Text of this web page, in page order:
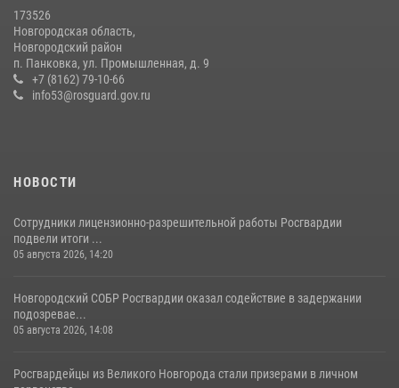
подвел итоги служебной деятельности сотрудников
вневедомственной охраны за первое полугодие 2026 года
22 июля 2026, 12:33 6
173526
Новгородская область,
Новгородский район
п. Панковка, ул. Промышленная, д. 9
+7 (8162) 79-10-66
info53@rosguard.gov.ru
НОВОСТИ
Сотрудники лицензионно-разрешительной работы Росгвардии
подвели итоги ...
05 августа 2026, 14:20
Новгородский СОБР Росгвардии оказал содействие в задержании
подозревае...
05 августа 2026, 14:08
Росгвардейцы из Великого Новгорода стали призерами в личном